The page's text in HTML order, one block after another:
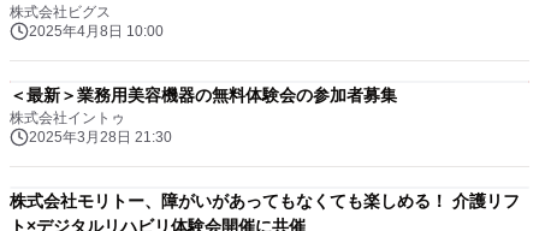
株式会社ビグス
2025年4月8日 10:00
＜最新＞業務用美容機器の無料体験会の参加者募集
株式会社イントゥ
2025年3月28日 21:30
株式会社モリトー、障がいがあってもなくても楽しめる！ 介護リフ
ト×デジタルリハビリ体験会開催に共催